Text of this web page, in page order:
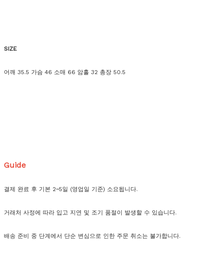
SIZE
어깨 35.5 가슴 46 소매 66 암홀 32 총장 50.5
Guide
결제 완료 후 기본 2~5일 (영업일 기준) 소요됩니다.
거래처 사정에 따라 입고 지연 및 조기 품절이 발생할 수 있습니다.
배송 준비 중 단계에서 단순 변심으로 인한 주문 취소는 불가합니다.